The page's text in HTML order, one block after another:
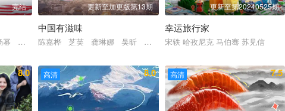
完结
郭晓东 林永健 杜海涛 王迅
更新至加更版第13期
中国有滋味
陈嘉桦 芝芙 龚琳娜 吴昕 刘逸云 吴倩 蔡卓宜 蔡少芬
更新至第20240525期
幸运旅行家
宋轶 哈孜尼克 马伯骞 苏见信
8.0 高清 8.0 高清 7.5